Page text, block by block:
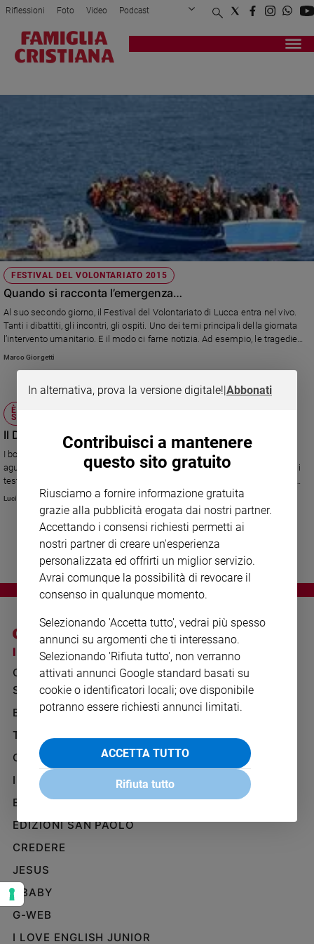
Attualità
Economia
giustizia
Sport
Interviste
Papa
Papa
Chiesa
Chiesa
Fede
spiritualità
Santi
Devozione
fede
Parola
del
Società
Ambiente
Creato
Volontariato
di
valore
della
settimana
Migranti
e
inclusione
Costume
Cultura
spettacoli
Riflessioni Foto Video Podcast
Privacy Policy Chi siamo
Registrati Redazione
FESTIVAL DEL VOLONTARIATO 2015
Quando si racconta l’emergenza…
Al suo secondo giorno, il Festival del Volontariato di Lucca entra nel vivo.
Tanti i dibattiti, gli incontri, gli ospiti. Uno dei temi principali della giornata
l’intervento umanitario. E il modo ci farne notizia. Ad esempio, le tragedie
del Mediterraneo, ebola, i profughi somali.
Marco Giorgetti
È IL PRIMO DIZIONARIO ENCICLOPEDICO
SUL TEMA
Il DEM, tutto sulle mafie
I boss e i killer. I delitti eccellenti e le vittime dimenticate. Gli eroi e gli
aguzzini. Le collusioni e i misteri irrisolti. Le stragi e i processi. I pentiti e i
testimoni di giustizia. Migliaia di voci biografiche e tematiche offrono un
inedito affresco storico sull’evoluzione di Cosa nostra, ’Ndrangheta,
Camorra, Sacra Corona Unita e altre organizzazioni criminali.
Luciano Scalettari
I SITI SAN PAOLO
GRUPPO EDITORIALE
SAN PAOLO
BENESSERE
TELENOVA
GAZZETTA D'ALBA
IL GIORNALINO
EDICOLA SAN PAOLO
EDIZIONI SAN PAOLO
CREDERE
JESUS
GBABY
G-WEB
I LOVE ENGLISH JUNIOR
NOTE LEGALI
PRIVACY POLICY
INFORMATIVA
WHISTLEBLOWING
In alternativa, prova la versione digitale!|Abbonati
Contribuisci a mantenere
questo sito gratuito
Riusciamo a fornire informazione gratuita
grazie alla pubblicità erogata dai nostri partner.
Accettando i consensi richiesti permetti ai
nostri partner di creare un'esperienza
personalizzata ed offrirti un miglior servizio.
Avrai comunque la possibilità di revocare il
consenso in qualunque momento.
Selezionando 'Accetta tutto', vedrai più spesso
annunci su argomenti che ti interessano.
Selezionando 'Rifiuta tutto', non verranno
attivati annunci Google standard basati su
cookie o identificatori locali; ove disponibile
potranno essere richiesti annunci limitati.
ACCETTA TUTTO
Rifiuta tutto